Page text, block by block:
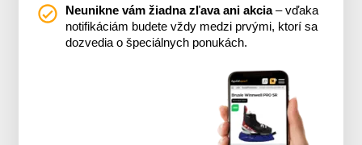
Neunikne vám žiadna zľava ani akcia– vďaka
notifikáciám budete vždy medzi prvými, ktorí sa
dozvedia o špeciálnych ponukách.